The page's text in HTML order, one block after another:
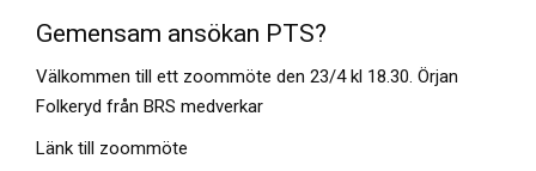
Gemensam ansökan PTS?
Välkommen till ett zoommöte den 23/4 kl 18.30. Örjan
Folkeryd från BRS medverkar
Länk till zoommöte